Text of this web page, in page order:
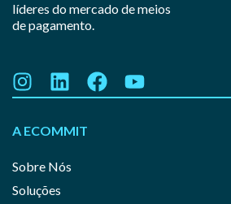
líderes do mercado de meios
de pagamento.
A ECOMMIT
Sobre Nós
Soluções